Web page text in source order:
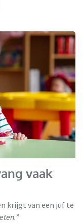
vaak
krijgt van een juf te
”